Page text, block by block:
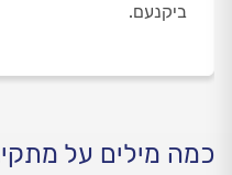
ביקנעם.
כמה מילים על